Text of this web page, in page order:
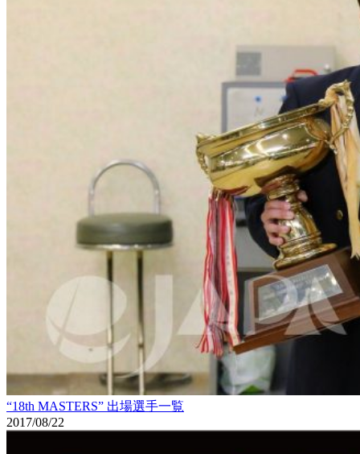
“18th MASTERS” 出場選手一覧
2017/08/22